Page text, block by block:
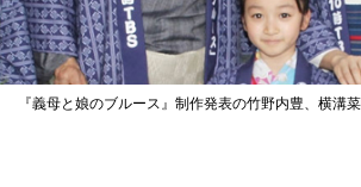
『義母と娘のブルース』制作発表の竹野内豊、横溝